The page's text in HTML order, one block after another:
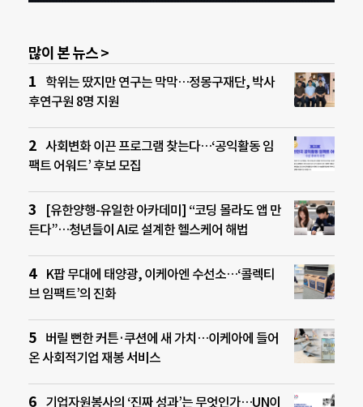
많이 본 뉴스 >
학위는 땄지만 연구는 막막…정몽구재단, 박사
후연구원 8명 지원
사회변화 이끈 프로그램 찾는다…‘공익활동 임
팩트 어워드’ 후보 모집
[유한양행-유일한 아카데미] “코딩 몰라도 앱 만
든다”…청년들이 AI로 설계한 헬스케어 해법
K팝 무대에 태양광, 이케아엔 수선소…‘콜렉티
브 임팩트’의 진화
버릴 뻔한 커튼·쿠션에 새 가치…이케아에 들어
온 사회적기업 재봉 서비스
기업자원봉사의 ‘진짜 성과’는 무엇인가…UN이